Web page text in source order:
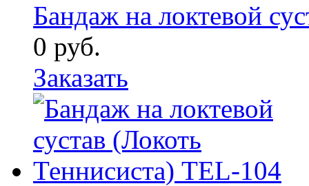
Бандаж на локтевой
0 руб.
Заказать